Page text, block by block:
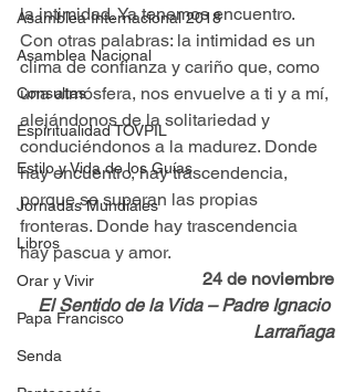
Asamblea Internacional 2018
Asamblea Nacional
Consultas
Espiritualidad TOVPIL
Estilo y Vida de los Guías
Jornadas Mundiales
Libros
Orar y Vivir
Papa Francisco
Senda
la intimidad. Ya tenemos encuentro.
Con otras palabras: la intimidad es un
clima de confianza y cariño que, como
una atmósfera, nos envuelve a ti y a mí,
alejándonos de la solitariedad y
conduciéndonos a la madurez. Donde
hay encuentro, hay trascendencia,
porque se superan las propias
fronteras. Donde hay trascendencia
hay pascua y amor.
24 de noviembre
El Sentido de la Vida – Padre Ignacio
Larrañaga